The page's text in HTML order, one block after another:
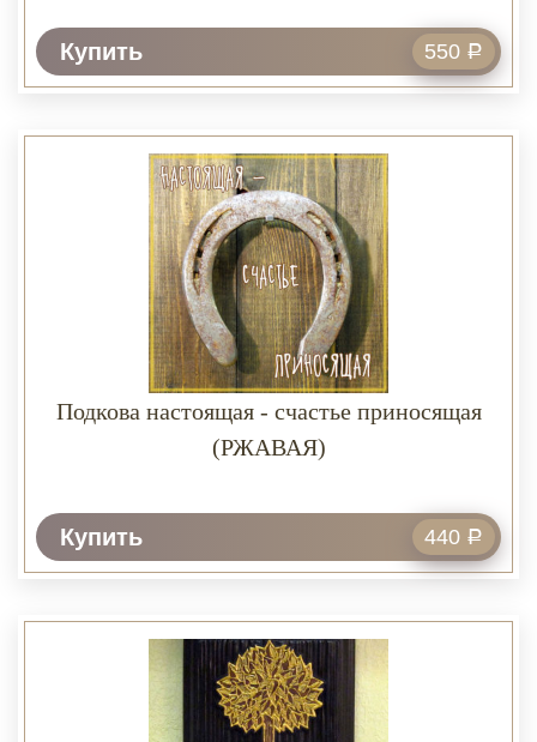
Купить 550 Р
Подкова настоящая - счастье приносящая
(РЖАВАЯ)
Купить 440 Р